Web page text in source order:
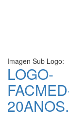
Imagen Sub Logo:
LOGO-